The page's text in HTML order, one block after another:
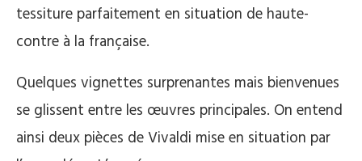
tessiture parfaitement en situation de haute-
contre à la française.
Quelques vignettes surprenantes mais bienvenues
se glissent entre les œuvres principales. On entend
ainsi deux pièces de Vivaldi mise en situation par